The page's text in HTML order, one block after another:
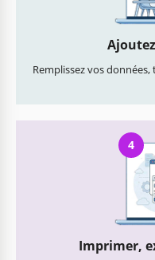
Remplissez vos
4
Imprimer,